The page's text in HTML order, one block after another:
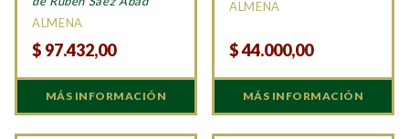
ALMENA
$ 97.432,00
MÁS INFORMACIÓN
ALMENA
$44.000,00
MÁS INFORMACIÓN